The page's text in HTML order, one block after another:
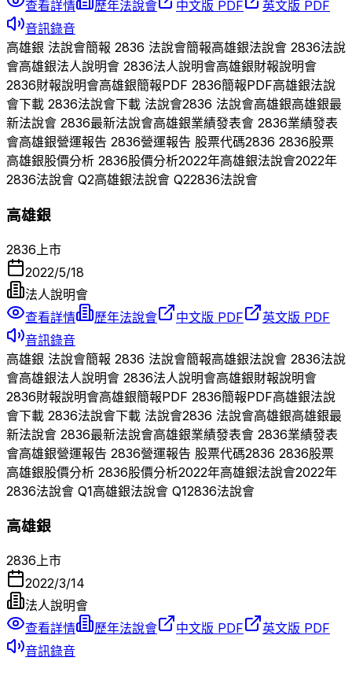
查看詳情
歷年法說會 中文版 PDF
英文版 PDF
音訊錄音
高雄銀 法說會簡報 2836 法說會簡報高雄銀法說會 2836法說
會高雄銀法人說明會 2836法人說明會高雄銀財報說明會
2836財報說明會高雄銀簡報PDF 2836簡報PDF高雄銀法說
會下載 2836法說會下載 法說會2836 法說會高雄銀高雄銀最
新法說會 2836最新法說會高雄銀業績發表會 2836業績發表
會高雄銀營運報告 2836營運報告 股票代碼2836 2836股票
高雄銀股價分析 2836股價分析2022年高雄銀法說會2022年
2836法說會 Q2高雄銀法說會 Q22836法說會
高雄銀
2836 上市
2022/5/18
法人說明會
查看詳情
歷年法說會 中文版 PDF
英文版 PDF
音訊錄音
高雄銀 法說會簡報 2836 法說會簡報高雄銀法說會 2836法說
會高雄銀法人說明會 2836法人說明會高雄銀財報說明會
2836財報說明會高雄銀簡報PDF 2836簡報PDF高雄銀法說
會下載 2836法說會下載 法說會2836 法說會高雄銀高雄銀最
新法說會 2836最新法說會高雄銀業績發表會 2836業績發表
會高雄銀營運報告 2836營運報告 股票代碼2836 2836股票
高雄銀股價分析 2836股價分析2022年高雄銀法說會2022年
2836法說會 Q1高雄銀法說會 Q12836法說會
高雄銀
2836 上市
2022/3/14
法人說明會
查看詳情
歷年法說會 中文版 PDF
英文版 PDF
音訊錄音